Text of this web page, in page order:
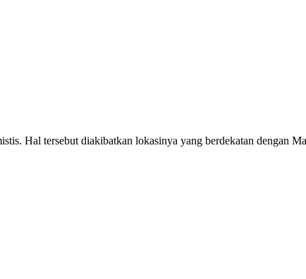
Hal tersebut diakibatkan lokasinya yang berdekatan dengan